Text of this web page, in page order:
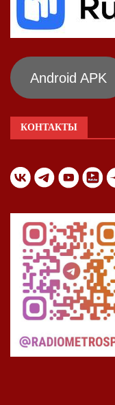
Android APK
КОНТАКТЫ